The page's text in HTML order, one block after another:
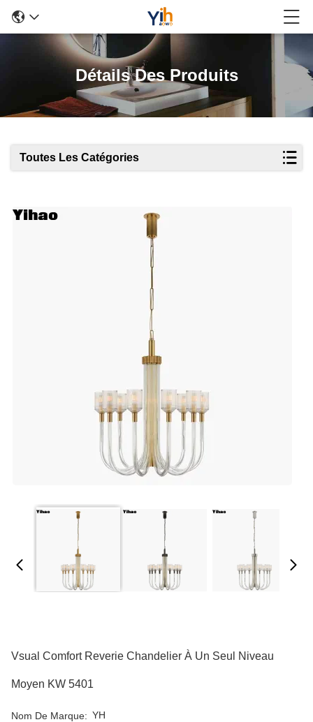
Détails Des Produits
Toutes Les Catégories
Vsual Comfort Reverie Chandelier À Un Seul Niveau
Moyen KW 5401
Nom De Marque: YH